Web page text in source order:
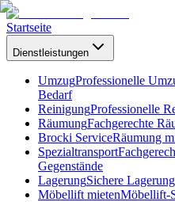
Startseite
Dienstleistungen
UmzugProfessionelle
Bedarf
ReinigungProfessionelle
RäumungFachgerechte
Brocki ServiceRäumung
Spezialtransport
Gegenstände
LagerungSichere
Möbellift mietenMöbellift-